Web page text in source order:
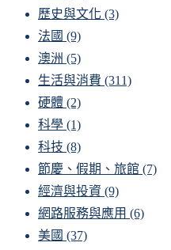
歷史與文化 (3)
法國 (9)
澳洲 (5)
生活與消費 (311)
硬體 (2)
科學 (1)
科技 (8)
節慶、假期、旅館 (7)
經濟與投資 (9)
網路服務與應用 (6)
美國 (37)